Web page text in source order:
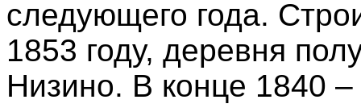
следующего года.
1853 году, деревня
Низино. В конце 1840